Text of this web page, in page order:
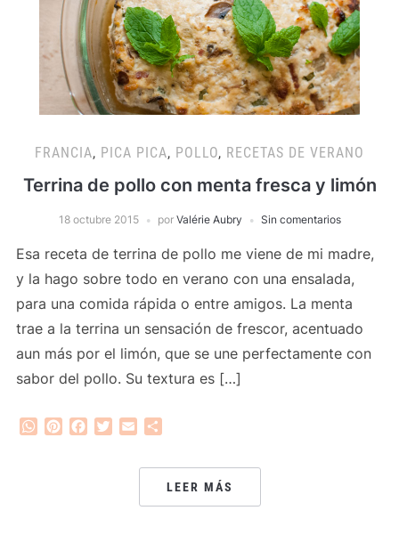
FRANCIA, PICA PICA, POLLO, RECETAS DE VERANO
Terrina de pollo con menta fresca y limón
18 octubre 2015 por Valérie Aubry Sin comentarios
Esa receta de terrina de pollo me viene de mi madre,
y la hago sobre todo en verano con una ensalada,
para una comida rápida o entre amigos. La menta
trae a la terrina un sensación de frescor, acentuado
aun más por el limón, que se une perfectamente con
sabor del pollo. Su textura es […]
WhatsApp
PinterestFacebook
Twitter
Email
LEER MÁS